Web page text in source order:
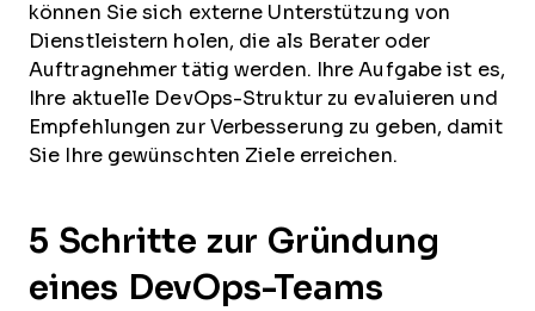
können Sie sich externe Unterstützung von
Dienstleistern holen, die als Berater oder
Auftragnehmer tätig werden. Ihre Aufgabe ist es,
Ihre aktuelle DevOps-Struktur zu evaluieren und
Empfehlungen zur Verbesserung zu geben, damit
Sie Ihre gewünschten Ziele erreichen.
5 Schritte zur Gründung
eines DevOps-Teams